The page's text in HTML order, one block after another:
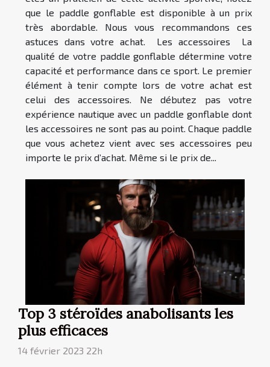
que le paddle gonflable est disponible à un prix
très abordable. Nous vous recommandons ces
astuces dans votre achat. Les accessoires La
qualité de votre paddle gonflable détermine votre
capacité et performance dans ce sport. Le premier
élément à tenir compte lors de votre achat est
celui des accessoires. Ne débutez pas votre
expérience nautique avec un paddle gonflable dont
les accessoires ne sont pas au point. Chaque paddle
que vous achetez vient avec ses accessoires peu
importe le prix d’achat. Même si le prix de...
Top 3 stéroïdes anabolisants les
plus efficaces
14 février 2023 22h